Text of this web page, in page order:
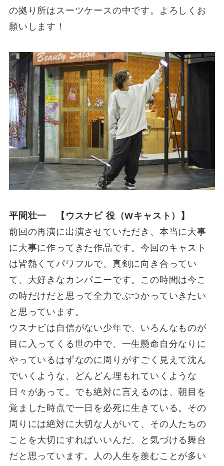
の拠り所はスーツケースの中です。よろしくお
願いします！
平間壮一 【ウスナビ 役（Wキャスト）】
前回の再演に出演させていただき、本当に大事
に大事に作ってきた作品です。今回のキャスト
は皆熱くてパワフルで、真剣に向き合ってい
て、大好きなカンパニーです。この時間は今こ
の時だけだと思って全力でぶつかっていきたい
と思っています。
ウスナビは自信がない少年で、いろんなものが
目に入ってくる世の中で、一生懸命自分なりに
やっているはずなのに周りがすごく見えて沈ん
でいくような、どんどん埋もれていくような
日々があって。でも絶対に言えるのは、朝目を
覚ました時点で一日を必死に生きている。その
周りには絶対に大切な人がいて、その人たちの
ことを大切にすればいいんだ、と気づける舞台
だと思っています。人の人生を羨むことが多い